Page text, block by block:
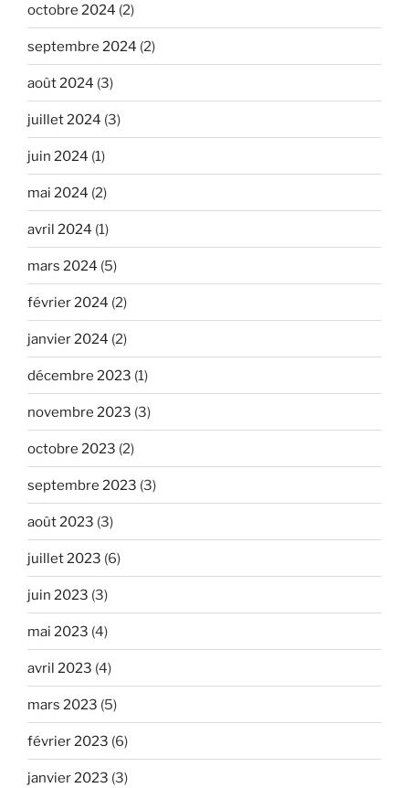
octobre 2024 (2)
septembre 2024 (2)
août 2024 (3)
juillet 2024 (3)
juin 2024 (1)
mai 2024 (2)
avril 2024 (1)
mars 2024 (5)
février 2024 (2)
janvier 2024 (2)
décembre 2023 (1)
novembre 2023 (3)
octobre 2023 (2)
septembre 2023 (3)
août 2023 (3)
juillet 2023 (6)
juin 2023 (3)
mai 2023 (4)
avril 2023 (4)
mars 2023 (5)
février 2023 (6)
janvier 2023 (3)